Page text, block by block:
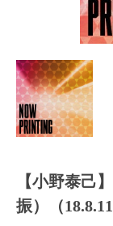
【小野泰己
振）（18.8.11